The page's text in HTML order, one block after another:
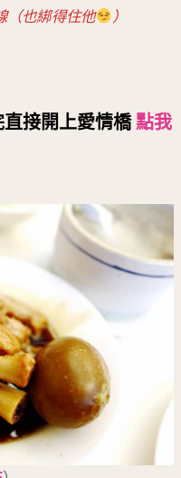
（也綁得住他
）
直接開上愛情橋 點我